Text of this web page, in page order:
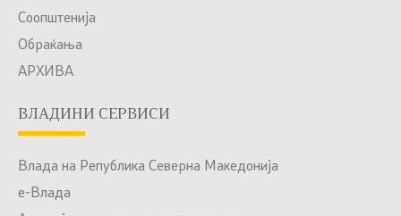
Соопштенија
Обраќања
АРХИВА
ВЛАДИНИ СЕРВИСИ
Влада на Република Северна Македонија
е-Влада